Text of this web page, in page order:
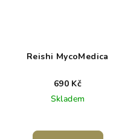
Reishi MycoMedica
690 Kč
Skladem